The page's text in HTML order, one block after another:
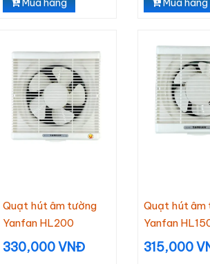
Mua hàng Mua hàng
Quạt hút âm tường
Yanfan HL200
330,000 VNĐ
Quạt hút âm
Yanfan
315,000
Quạt hút âm trần
Nanoco NMV1421
210,000
Chinghai SF2001
3